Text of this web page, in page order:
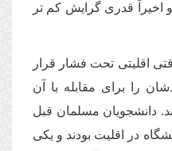
اخیراً قدرى گرایش كم تر
اقلیتى تحت فشار قرار
را براى مقابله با آن
دانشجویان مسلمان قبل
در اقلیت بودند و یكى